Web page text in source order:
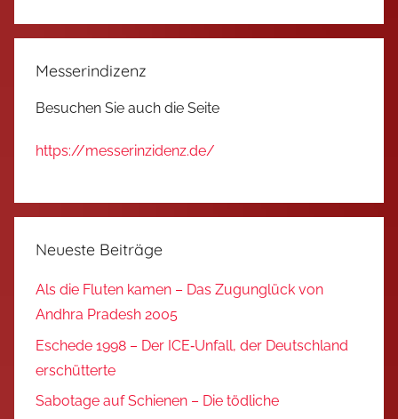
Messerindizenz
Besuchen Sie auch die Seite
https://messerinzidenz.de/
Neueste Beiträge
Als die Fluten kamen – Das Zugunglück von
Andhra Pradesh 2005
Eschede 1998 – Der ICE‑Unfall, der Deutschland
erschütterte
Sabotage auf Schienen – Die tödliche